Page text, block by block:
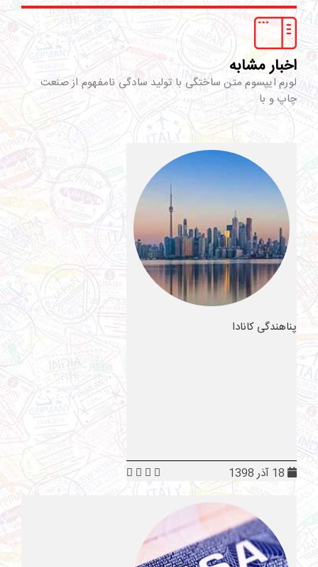
اخبار مشابه
لورم ایپسوم متن ساختگی با تولید سادگی نامفهوم از صنعت
چاپ و با
پناهندگی کانادا